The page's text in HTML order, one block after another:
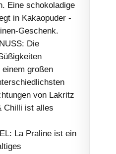
Eine schokoladige
in Kakaopuder -
Geschenk.
Die
einem großen
von Lakritz
Chilli ist alles
La Praline ist ein